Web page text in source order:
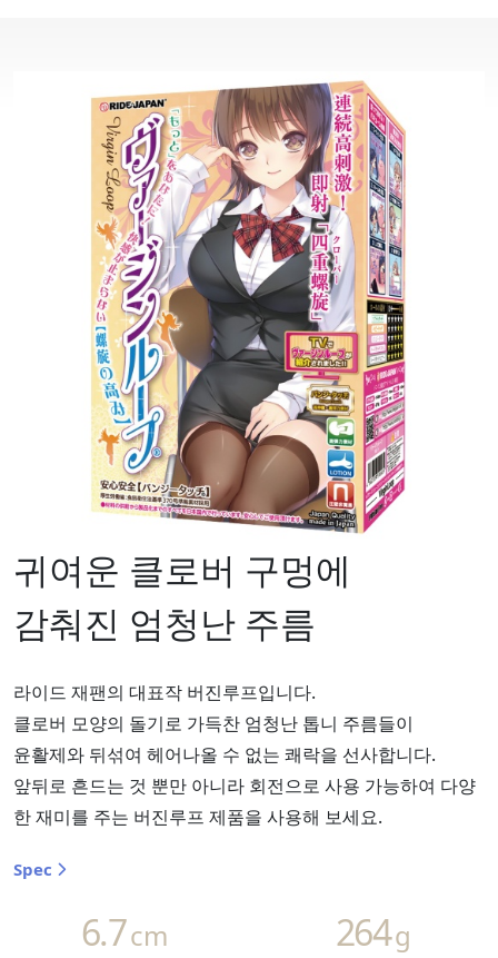
귀여운 클로버 구멍에
감춰진 엄청난 주름
라이드 재팬의 대표작 버진루프입니다.
클로버 모양의 돌기로 가득찬 엄청난 톱니 주름들이
윤활제와 뒤섞여 헤어나올 수 없는 쾌락을 선사합니다.
앞뒤로 흔드는 것 뿐만 아니라 회전으로 사용 가능하여 다양
한 재미를 주는 버진루프 제품을 사용해 보세요.
Spec
6.7cm 264g